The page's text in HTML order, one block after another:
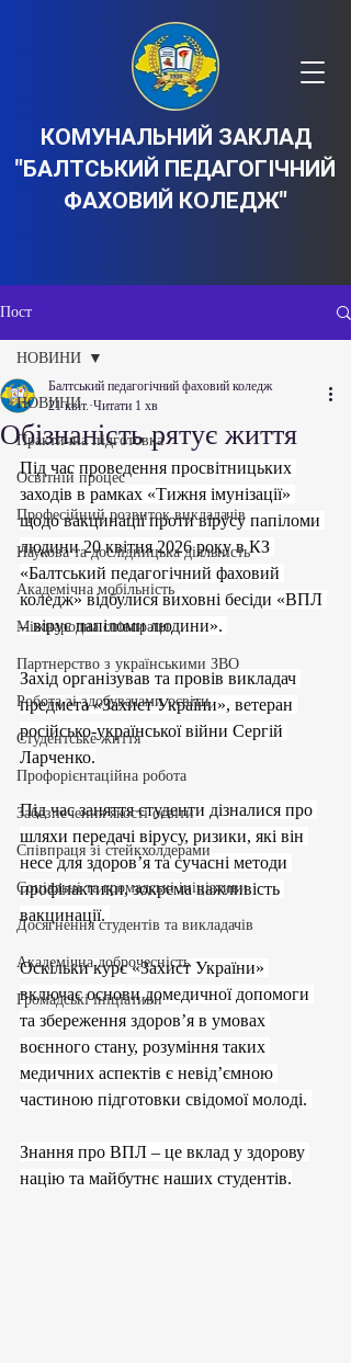
КОМУНАЛЬНИЙ ЗАКЛАД
"БАЛТСЬКИЙ ПЕДАГОГІЧНИЙ
ФАХОВИЙ КОЛЕДЖ"
Пост
НОВИНИ
Практична підготовка
Освітній процес
Професійний розвиток викладачів
Наукова та дослідницька діяльність
Академічна мобільність
Міжнародна співпраця
Партнерство з українськими ЗВО
Робота зі здобувачами освіти
Студентське життя
Профорієнтаційна робота
Забезпечення якості освіти
Співпраця зі стейкхолдерами
Соціальні та громадські ініціативи
Досягнення студентів та викладачів
Академічна доброчесність
Громадські ініціативи
НОВИНИ
Обізнаність рятує життя
Балтський педагогічний фаховий коледж
21 квіт. Читати 1 хв
Під час проведення просвітницьких
заходів в рамках «Тижня імунізації»
щодо вакцинації проти вірусу папіломи
людини 20 квітня 2026 року в КЗ
«Балтський педагогічний фаховий
коледж» відбулися виховні бесіди «ВПЛ
– вірус папіломи людини».
Захід організував та провів викладач
предмета «Захист України», ветеран
російсько-української війни Сергій
Ларченко.
Під час заняття студенти дізналися про
шляхи передачі вірусу, ризики, які він
несе для здоров’я та сучасні методи
профілактики, зокрема важливість
вакцинації.
Оскільки курс «Захист України»
включає основи домедичної допомоги
та збереження здоров’я в умовах
воєнного стану, розуміння таких
медичних аспектів є невід’ємною
частиною підготовки свідомої молоді.
Знання про ВПЛ – це вклад у здорову
націю та майбутнє наших студентів.